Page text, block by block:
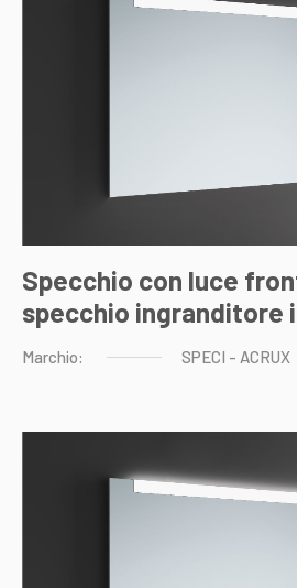
Specchio con luce
specchio ingranditore
Marchio: SPECI - ACRUX